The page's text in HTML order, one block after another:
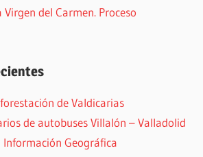
del Carmen. Proceso
de Valdicarias
de autobuses Villalón – Valladolid
Información Geográfica